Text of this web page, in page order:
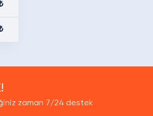
zaman 7/24 destek